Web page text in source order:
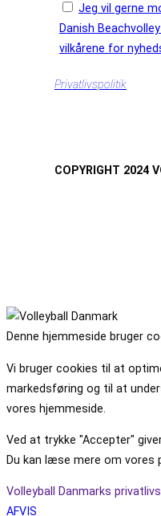
Jeg vil gerne
Danish
vilkårene for
Privatlivspolitik
COPYRIGHT 2024
Denne hjemmeside bruger
Vi bruger cookies til at
markedsføring og til at
vores hjemmeside.
Ved at trykke "Accepter"
Du kan læse mere om vores
Volleyball Danmarks
AFVIS